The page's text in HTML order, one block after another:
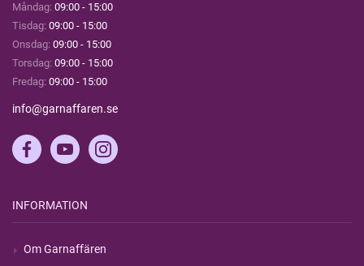
Måndag: 09:00 - 15:00
Tisdag: 09:00 - 15:00
Onsdag: 09:00 - 15:00
Torsdag: 09:00 - 15:00
Fredag: 09:00 - 15:00
info@garnaffaren.se
INFORMATION
Om Garnaffären